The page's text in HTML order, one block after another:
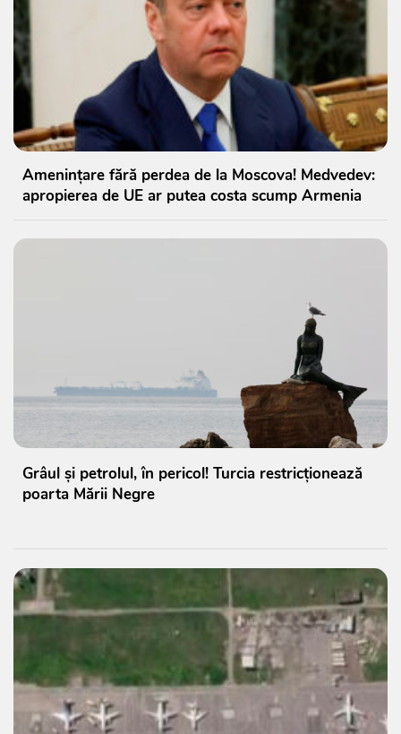
Amenințare fără perdea de la Moscova! Medvedev:
apropierea de UE ar putea costa scump Armenia
Grâul și petrolul, în pericol! Turcia restricționează
poarta Mării Negre